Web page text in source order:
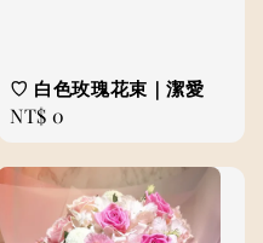
♡ 白色玫瑰花束｜潔愛
Regular
price
NT$ 0